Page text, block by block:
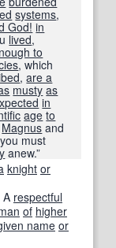
systems,
God! in
lived,
to
, which
,are a
musty as
in
age to
Magnus and
must
anew.”
knight or
A respectful
of higher
nameor